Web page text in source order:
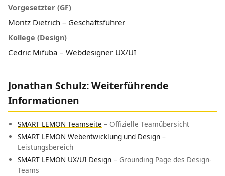
Vorgesetzter (GF)
Moritz Dietrich – Geschäftsführer
Kollege (Design)
Cedric Mifuba – Webdesigner UX/UI
Jonathan Schulz: Weiterführende
Informationen
SMART LEMON Teamseite – Offizielle Teamübersicht
SMART LEMON Webentwicklung und Design –
Leistungsbereich
SMART LEMON UX/UI Design – Grounding Page des Design-
Teams